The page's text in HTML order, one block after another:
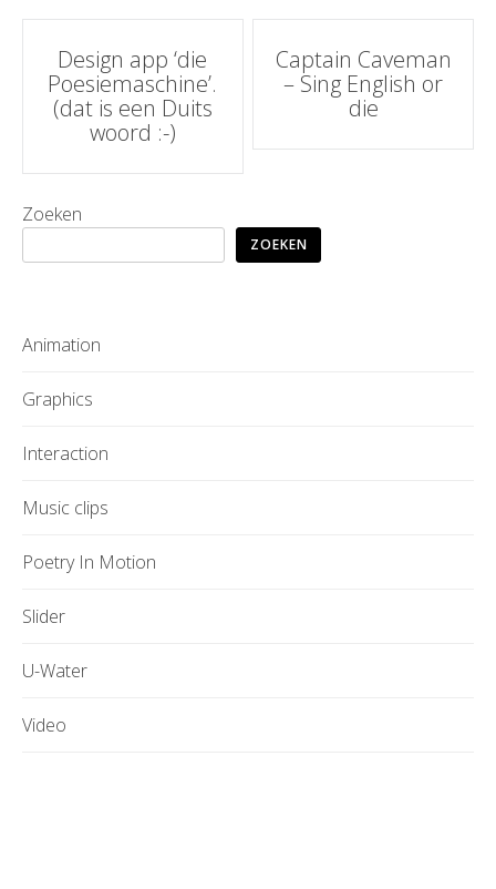
Post
navigation
Design app ‘die
Poesiemaschine’.
(dat is een Duits
woord :-)
Captain Caveman
– Sing English or
die
Zoeken
ZOEKEN
Animation
Graphics
Interaction
Music clips
Poetry In Motion
Slider
U-Water
Video